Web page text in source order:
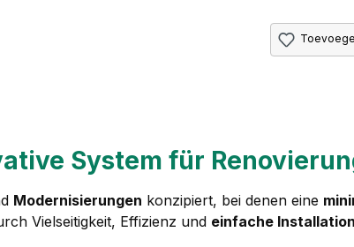
System für
Modernisierungen konzipiert, bei denen eine
Vielseitigkeit, Effizienz und einfache Installation